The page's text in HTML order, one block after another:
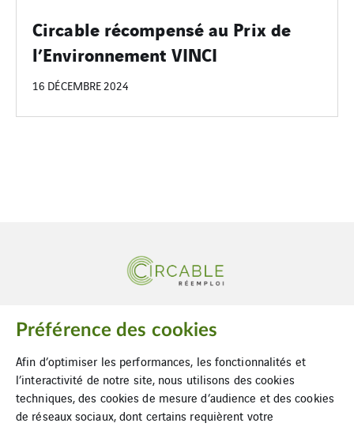
Circable récompensé au Prix de
l’Environnement VINCI
16 DÉCEMBRE 2024
Le spécialiste du réemploi de câbles électriques
Préférence des cookies
Afin d’optimiser les performances, les fonctionnalités et
l’interactivité de notre site, nous utilisons des cookies
techniques, des cookies de mesure d’audience et des cookies
de réseaux sociaux, dont certains requièrent votre